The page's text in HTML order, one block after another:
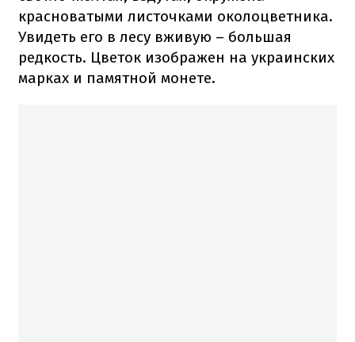
красноватыми листочками околоцветника.
Увидеть его в лесу вживую – большая
редкость. Цветок изображен на украинских
марках и памятной монете.